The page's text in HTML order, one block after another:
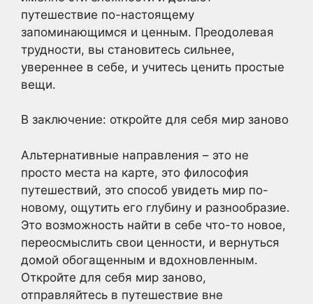
путешествие по-настоящему
запоминающимся и ценным. Преодолевая
трудности, вы становитесь сильнее,
увереннее в себе, и учитесь ценить простые
вещи.
В заключение: откройте для себя мир заново
Альтернативные направления – это не
просто места на карте, это философия
путешествий, это способ увидеть мир по-
новому, ощутить его глубину и разнообразие.
Это возможность найти в себе что-то новое,
переосмыслить свои ценности, и вернуться
домой обогащенным и вдохновленным.
Откройте для себя мир заново,
отправляйтесь в путешествие вне